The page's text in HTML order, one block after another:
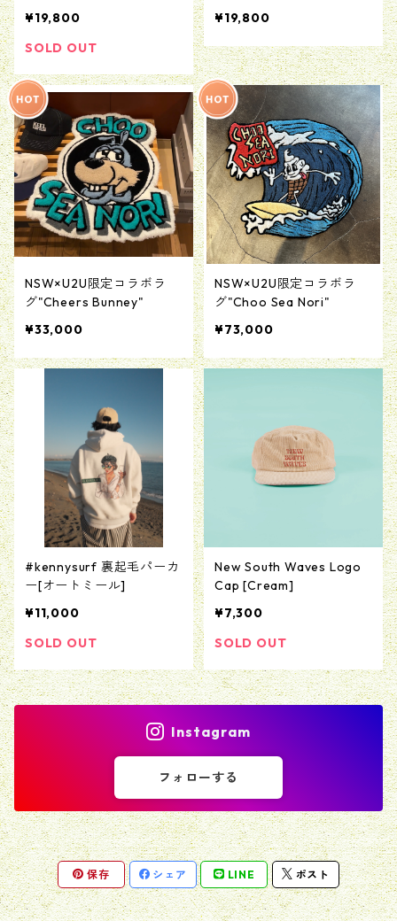
¥19,800
SOLD OUT
¥19,800
NSW×U2U限定コラボラ
グ"Cheers Bunney"
¥33,000
NSW×U2U限定コラボラ
グ"Choo Sea Nori"
¥73,000
#kennysurf 裏起毛パーカ
ー[オートミール]
¥11,000
SOLD OUT
New South Waves Logo
Cap [Cream]
¥7,300
SOLD OUT
Instagram
フォローする
保存 シェア LINE ポスト